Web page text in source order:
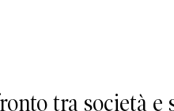
tra società